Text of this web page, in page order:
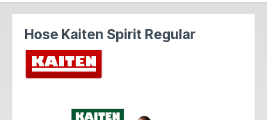
Hose Kaiten Spirit Regular
Bildergalerie überspringen